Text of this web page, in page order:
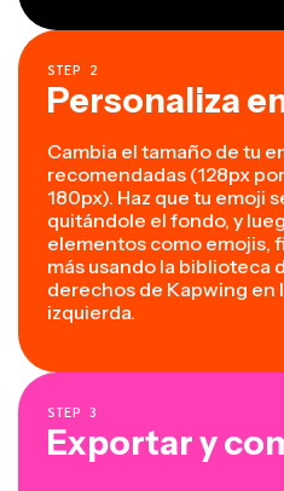
STEP 2
Personaliza
Cambia el tamaño de tu
recomendadas (128px
180px). Haz que tu emoji
quitándole el fondo, y
elementos como emojis,
más usando la biblioteca
derechos de Kapwing en
izquierda.
STEP 3
Exportar y